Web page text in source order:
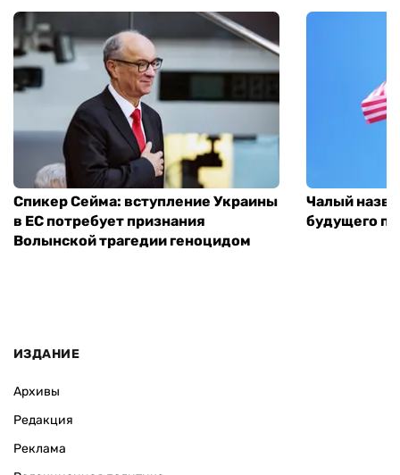
Спикер Сейма: вступление Украины
в ЕС потребует признания
Волынской трагедии геноцидом
Чалый
будущего
ИЗДАНИЕ
Архивы
Редакция
Реклама